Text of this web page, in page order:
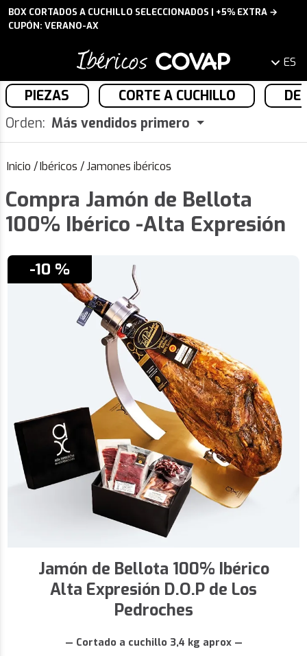
BOX CORTADOS A CUCHILLO SELECCIONADOS | +5% EXTRA →
CUPÓN: VERANO-AX
ES
PIEZAS CORTE A CUCHILLO
Orden: Más vendidos primero
Inicio /Ibéricos /Jamones ibéricos
Compra Jamón de Bellota
100% Ibérico -Alta Expresión
-10 %
Jamón de Bellota 100% Ibérico
Alta Expresión D.O.P de Los
Pedroches
— Cortado a cuchillo 3,4 kg aprox —